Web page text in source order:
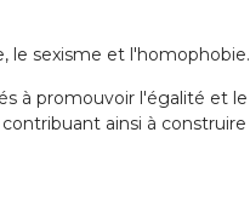
le sexisme et l'homophobie.
à promouvoir l'égalité et le
ainsi à construire